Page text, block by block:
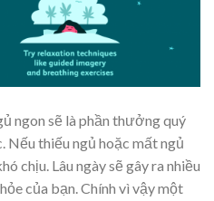
ngon sẽ là phần thưởng quý
Nếu thiếu ngủ hoặc mất ngủ
chịu. Lâu ngày sẽ gây ra nhiều
của bạn. Chính vì vậy một